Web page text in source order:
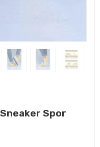
Sneaker Spor